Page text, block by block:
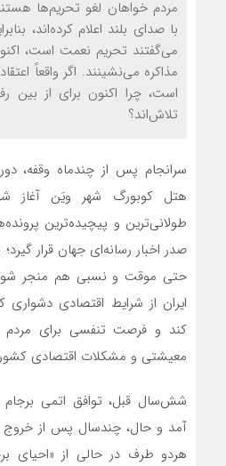
مردم خواهان لغو تحريم‌ها
با صداي بلند اعلام کرده‌اند،
مي‌گفتند تحريم نعمت است،
مذاکره مي‌نشينند. اگر واقعاً
است، چرا اکنون براي از بين
تلاش‌اند؟
سرانجام پس از چندماه وقفه،
هتل کوبورگ شهر ويَن آغاز
طولاني‌ترين و پيچيده‌ترين
صدر اخبار رسانه‌اي جهان قرار
حتي موقت و نسبي هم منجر
ايران از شرايط اقتصادي دشواري
کند و فرصت تنفسي براي
معيشتي و مشکلات اقتصادي
شش‌سال قبل، توافق اتمي
آمد و حال، چندسال پس از خروج
هردو طرف در حالي از «احياي